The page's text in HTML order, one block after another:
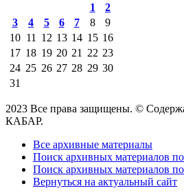
1
2
3
4 5 6 7 8
9
10 11 12 13 14 15 16
17 18 19 20 21 22 23
24 25 26 27 28 29 30
31
2023 Все права защищены. ©
КАБАР.
Все архивные материалы
Поиск архивных материалов
Поиск архивных материалов по
Вернуться на актуальный сайт